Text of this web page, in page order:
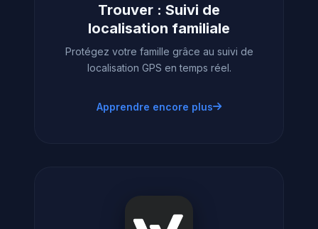
Trouver : Suivi de
localisation familiale
Protégez votre famille grâce au suivi de
localisation GPS en temps réel.
Apprendre encore plus